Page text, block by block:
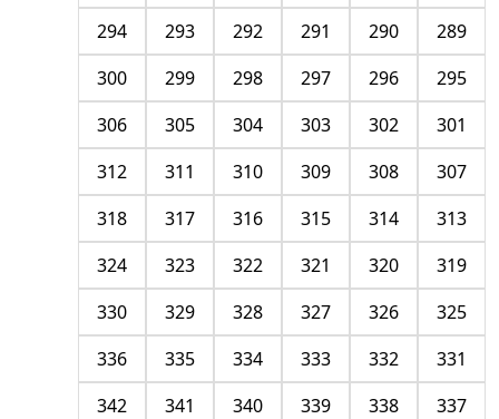
289
290
291
292
293
294
295
296
297
298
299
300
301
302
303
304
305
306
307
308
309
310
311
312
313
314
315
316
317
318
319
320
321
322
323
324
325
326
327
328
329
330
331
332
333
334
335
336
337
338
339
340
341
342